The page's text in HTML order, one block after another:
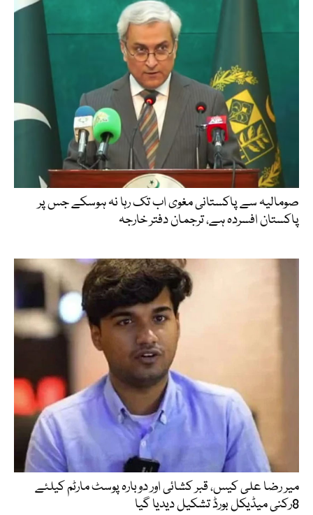
صومالیہ سے پاکستانی مغوی اب تک رہا نہ ہوسکے جس پر
پاکستان افسردہ ہے، ترجمان دفتر خارجہ
میر رضا علی کیس، قبر کشائی اور دوبارہ پوسٹ مارٹم کیلئے
8رکنی میڈیکل بورڈ تشکیل دیدیا گیا